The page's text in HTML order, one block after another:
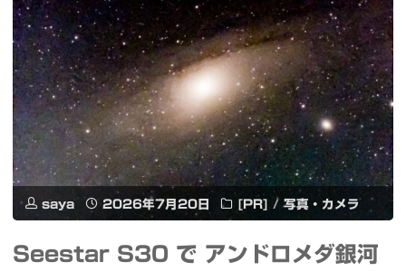
MagSafe
対
応
5000mAh
モ
バ
ル
saya 2026年7月20日 [PR] / 写真・カメラ
Seestar S30 で アンドロメダ銀河